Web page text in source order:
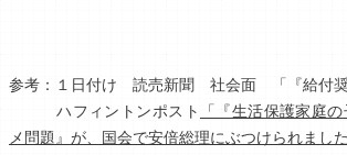
参考：１日付け 読売新聞 社会面 「『給付奨
ハフィントンポスト
「『生活保護家庭
メ問題』が、国会で安倍総理にぶつけられました